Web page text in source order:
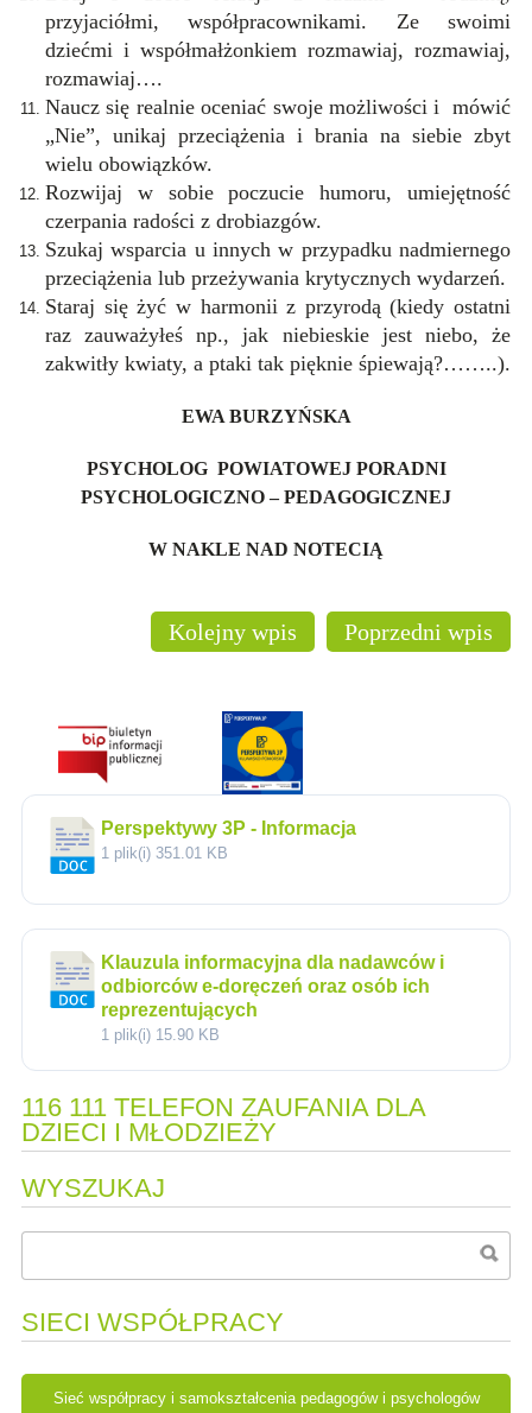
przyjaciółmi, współpracownikami. Ze swoimi
dziećmi i współmałżonkiem rozmawiaj, rozmawiaj,
rozmawiaj….
Naucz się realnie oceniać swoje możliwości i mówić
„Nie”, unikaj przeciążenia i brania na siebie zbyt
wielu obowiązków.
Rozwijaj w sobie poczucie humoru, umiejętność
czerpania radości z drobiazgów.
Szukaj wsparcia u innych w przypadku nadmiernego
przeciążenia lub przeżywania krytycznych wydarzeń.
Staraj się żyć w harmonii z przyrodą (kiedy ostatni
raz zauważyłeś np., jak niebieskie jest niebo, że
zakwitły kwiaty, a ptaki tak pięknie śpiewają?……..).
EWA BURZYŃSKA
PSYCHOLOG POWIATOWEJ PORADNI
PSYCHOLOGICZNO – PEDAGOGICZNEJ
W NAKLE NAD NOTECIĄ
Poprzedni wpis
Kolejny wpis
Perspektywy 3P - Informacja
1 plik(i) 351.01 KB
Klauzula informacyjna dla nadawców i
odbiorców e-doręczeń oraz osób ich
reprezentujących
1 plik(i) 15.90 KB
116 111 TELEFON ZAUFANIA DLA
DZIECI I MŁODZIEŻY
WYSZUKAJ
SIECI WSPÓŁPRACY
Sieć współpracy i samokształcenia pedagogów i psychologów